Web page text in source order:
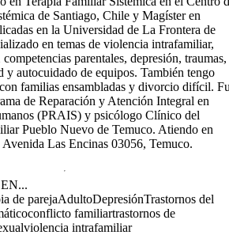
de Santiago, Chile y Magíster en
en la Universidad de La Frontera de
en temas de violencia intrafamiliar,
parentales, depresión, traumas,
y autocuidado de equipos. También tengo
familias ensambladas y divorcio difícil.
de Reparación y Atención Integral en
(PRAIS) y psicólogo Clínico del
Pueblo Nuevo de Temuco. Atiendo en
Las Encinas 03056, Temuco.
de parejaAdultoDepresiónTrastornos del
conflicto familiartrastornos de
violencia intrafamiliar